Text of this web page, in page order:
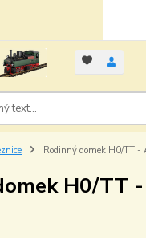
Rodinný domek H0/TT
H0/TT